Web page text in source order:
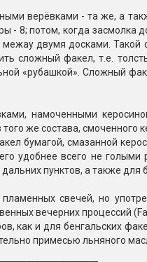
верёвками - та же, а
- 8; потом, когда
двумя досками.
сложный факел, т.е.
«рубашкой». Сложный
намоченными
же состава, смоченного
бумагой, смазанной
удобнее всего не голыми
пунктов, а также
свечей, но
вечерних процессий
как и для бенгальских
примесью льняного